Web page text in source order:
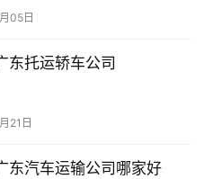
05日
东托运轿车公司
21日
东汽车运输公司哪家好